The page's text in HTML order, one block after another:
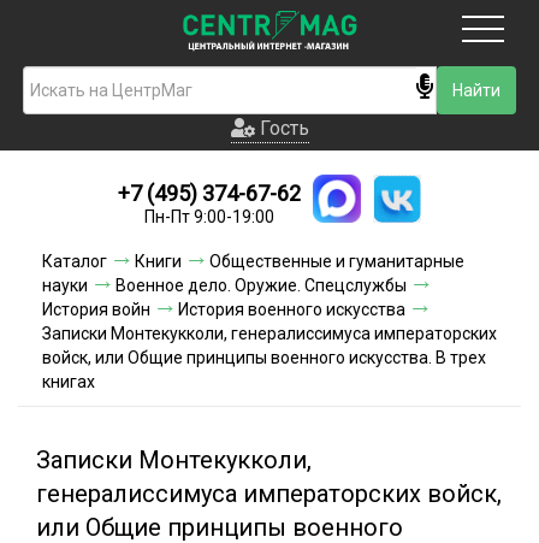
Гость
Новинки
Условия доставки
Условия оплаты
Контакты
Гость
+7 (495) 374-67-62
Пн-Пт 9:00-19:00
Каталог Книги
Общественные и гуманитарные
науки
Военное дело. Оружие. Спецслужбы
История войн
История военного искусства
Записки Монтекукколи, генералиссимуса императорских
войск, или Общие принципы военного искусства. В трех
книгах
Записки Монтекукколи,
генералиссимуса императорских войск,
или Общие принципы военного